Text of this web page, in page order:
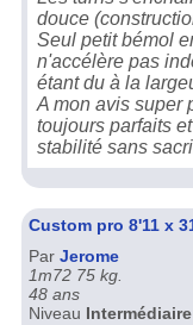
douce
Seul petit bémol
n'accélère pas
étant du à la
A mon avis super
toujours parfaits
stabilité sans
Custom pro 8'11 x
Par Jerome
1m72 75 kg.
48 ans
Niveau Intermédiaire